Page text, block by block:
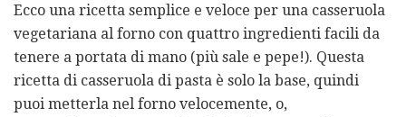
Ecco una ricetta semplice e veloce per una casseruola
vegetariana al forno con quattro ingredienti facili da
tenere a portata di mano (più sale e pepe!). Questa
ricetta di casseruola di pasta è solo la base, quindi
puoi metterla nel forno velocemente, o,